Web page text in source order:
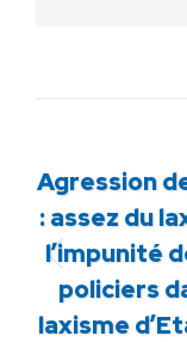
Agression
: assez du
l’impunité
policiers
laxisme